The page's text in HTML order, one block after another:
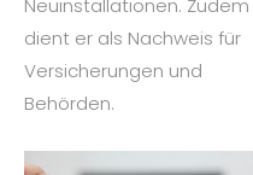
Neuinstallationen. Zudem
dient er als Nachweis für
Versicherungen und
Behörden.